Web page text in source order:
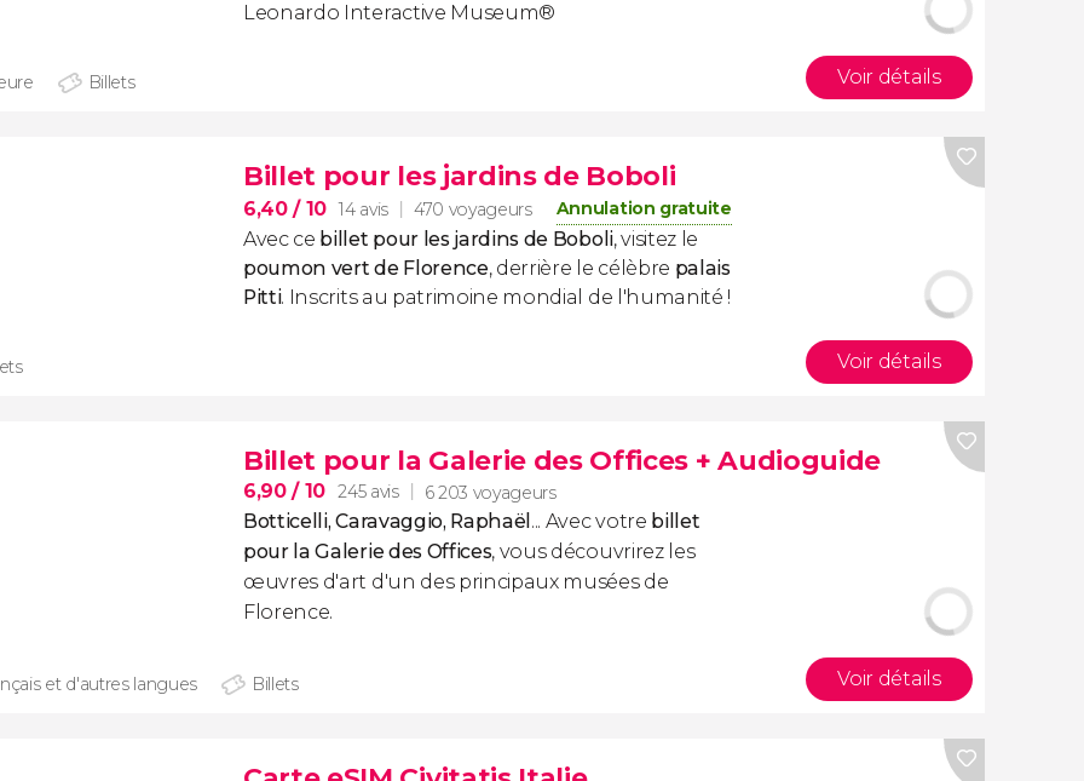
Leonardo Interactive Museum®
Billets Voir détails
Billet pour les jardins de Boboli
6,40/ 10 14 avis 470 voyageurs Annulation gratuite
Avec ce billet pour les jardins de Boboli, visitez le
poumon vert de Florence, derrière le célèbre palais
Pitti. Inscrits au patrimoine mondial de l'humanité !
Voir détails
Billet pour la Galerie des Offices + Audioguide
6,90/ 10 245 avis 6 203 voyageurs
Botticelli, Caravaggio, Raphaël ... Avec votre billet
pour la Galerie des Offices, vous découvrirez les
œuvres d'art d'un des principaux musées de
Florence.
et d'autres langues Billets Voir détails